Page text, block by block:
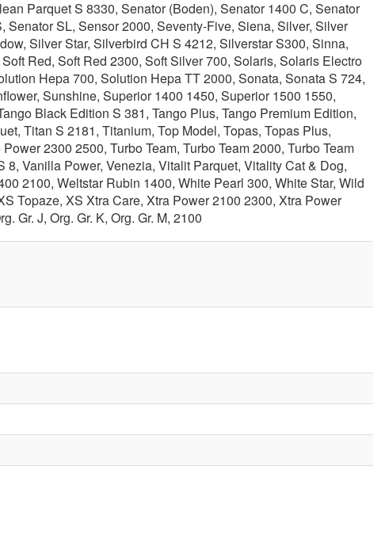
Parquet S 8330, Senator (Boden), Senator 1400 C, Senator
SL, Sensor 2000, Seventy-Five, Siena, Silver, Silver
Silver Star, Silverbird CH S 4212, Silverstar S300, Sinna,
Red, Soft Red 2300, Soft Silver 700, Solaris, Solaris Electro
Hepa 700, Solution Hepa TT 2000, Sonata, Sonata S 724,
Sunshine, Superior 1400 1450, Superior 1500 1550,
Black Edition S 381, Tango Plus, Tango Premium Edition,
Titan S 2181, Titanium, Top Model, Topas, Topas Plus,
2300 2500, Turbo Team, Turbo Team 2000, Turbo Team
Vanilla Power, Venezia, Vitalit Parquet, Vitality Cat & Dog,
2100, Weltstar Rubin 1400, White Pearl 300, White Star, Wild
Topaze, XS Xtra Care, Xtra Power 2100 2300, Xtra Power
Gr. J, Org. Gr. K, Org. Gr. M, 2100